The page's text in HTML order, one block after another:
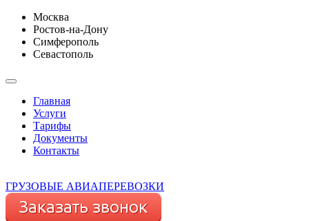
Москва
Ростов-на-Дону
Симферополь
Севастополь
Главная
Услуги
Тарифы
Документы
Контакты
ГРУЗОВЫЕ АВИАПЕРЕВОЗКИ